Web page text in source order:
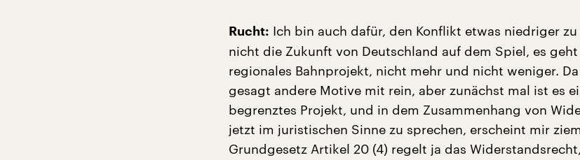
Rucht: Ich bin auch dafür, den Konflikt etwas niedriger zu
nicht die Zukunft von Deutschland auf dem Spiel, es
regionales Bahnprojekt, nicht mehr und nicht weniger.
gesagt andere Motive mit rein, aber zunächst mal ist es
begrenztes Projekt, und in dem Zusammenhang von
jetzt im juristischen Sinne zu sprechen, erscheint mir
Grundgesetz Artikel 20 (4) regelt ja das